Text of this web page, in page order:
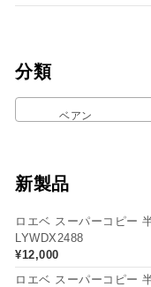
分類
ベアン
新製品
ロエベ スーパーコピー
LYWDX2488
¥12,000
ロエベ スーパーコピー